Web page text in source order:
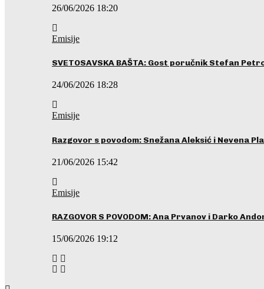
26/06/2026 18:20
Emisije
SVETOSAVSKA BAŠTA: Gost poručnik Stefan
24/06/2026 18:28
Emisije
Razgovor s povodom: Snežana Aleksić i Nevena
21/06/2026 15:42
Emisije
RAZGOVOR S POVODOM: Ana Prvanov i Darko
15/06/2026 19:12